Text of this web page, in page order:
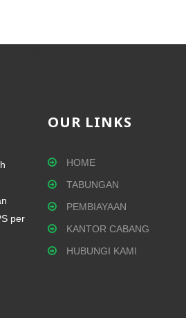
per
OUR LINKS
HOME
TABUNGAN
PEMBIAYAAN
KANTOR CABANG
HUBUNGI KAMI